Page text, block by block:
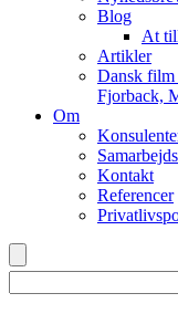
Blog
At
Artikler
Dansk film
Fjorback,
Om
Kontakt
Referencer